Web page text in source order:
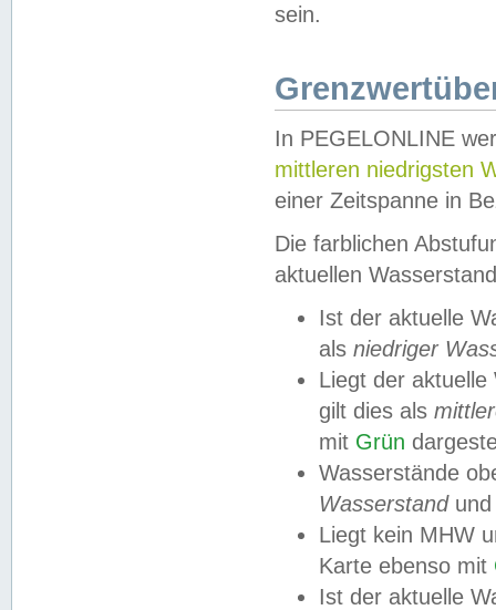
sein.
In PEGELONLINE
mittleren niedrigsten
einer Zeitspanne in
Die farblichen
aktuellen
Ist der aktuelle
als niedriger
Liegt der
gilt dies als
mit Grün
Wasserstände
Wasserstandund
Liegt kein MHW
Karte ebenso mit
Ist der aktuelle